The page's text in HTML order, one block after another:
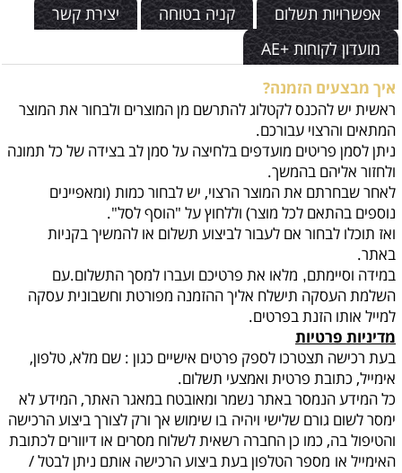
אפשרויות תשלום
קניה בטוחה
יצירת קשר
מועדון לקוחות +AE
איך מבצעים הזמנה?
ראשית יש להכנס לקטלוג להתרשם מן המוצרים ולבחור את המוצר
המתאים והרצוי עבורכם.
ניתן לסמן פריטים מועדפים בלחיצה על סמן לב בצידה של כל תמונה
ולחזור אליהם בהמשך.
לאחר שבחרתם את המוצר הרצוי, יש לבחור כמות (ומאפיינים
נוספים בהתאם לכל מוצר) וללחוץ על "הוסף לסל".
ואז תוכלו לבחור אם לעבור לביצוע תשלום או להמשיך בקניות
באתר.
במידה וסיימתם, מלאו את פרטיכם ועברו למסך התשלום.עם
השלמת העסקה תישלח אליך ההזמנה מפורטת וחשבונית עסקה
למייל אותו הזנת בפרטים.
מדיניות פרטיות
בעת רכישה תצטרכו לספק פרטים אישיים כגון : שם מלא, טלפון,
אימייל, כתובת פרטית ואמצעי תשלום.
כל המידע הנמסר באתר נשמר ומאובטח במאגר האתר, המידע לא
ימסר לשום גורם שלישי ויהיה בו שימוש אך ורק לצורך ביצוע הרכישה
והטיפול בה, כמו כן החברה רשאית לשלוח מסרים או דיוורים לכתובת
האימייל או מספר הטלפון בעת ביצוע הרכישה אותם ניתן לבטל /